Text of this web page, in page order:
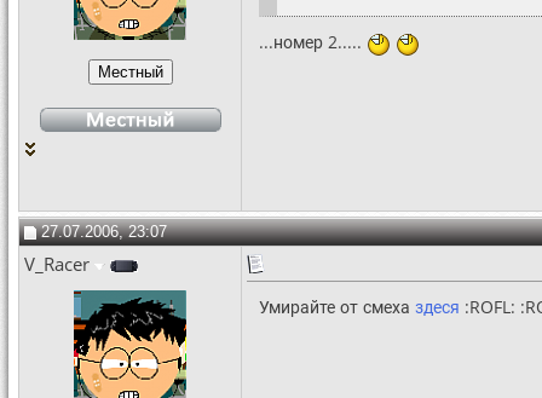
...номер 2.....
27.07.2006, 23:07
V_Racer
Умирайте от смеха здеся :ROFL: